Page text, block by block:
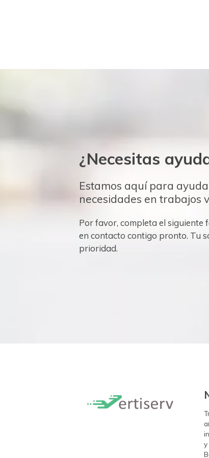
¿Necesitas
Estamos aquí para
necesidades en trabajos
Por favor, completa el siguiente
en contacto contigo pronto. Tu
prioridad.
y